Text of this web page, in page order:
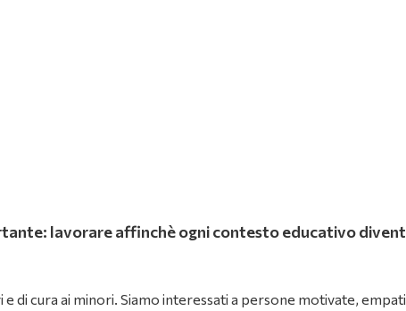
lavorare affinchè ogni contesto educativo
cura ai minori. Siamo interessati a persone motivate,